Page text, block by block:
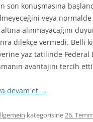
son konuşmasına
veya
alınmayacağını
dilekçe vermedi. Belli
yaz tatilinde Federal
avantajını tercih
devam et →
kategorisine26.